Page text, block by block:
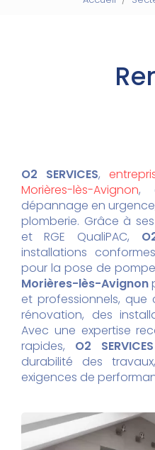
O2 SERVICES,
Morières-lès-Avignon,
dépannage en
plomberie. Grâce à
et RGE QualiPAC,
installations
pour la pose de
Morières-lès-Avignon
et professionnels,
rénovation, des
Avec une expertise
rapides, O2 SERVICES
durabilité des
exigences de